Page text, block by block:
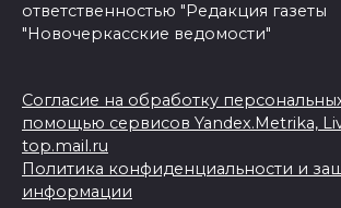
ответственностью "Редакция газеты
"Новочеркасские ведомости"
Согласие на обработку
помощью сервисов Yandex.Metrika,
top.mail.ru
Политика конфиденциальности и
информации